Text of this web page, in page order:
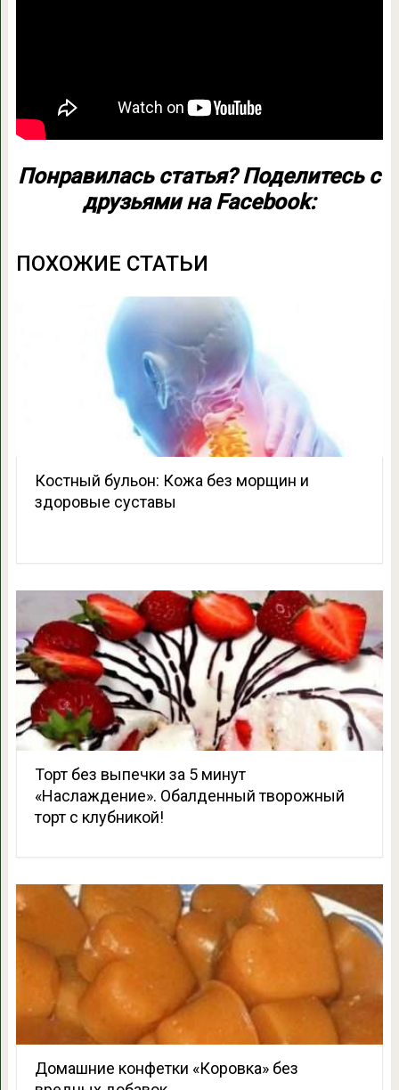
Понравилась статья? Поделитесь с
друзьями на Facebook:
ПОХОЖИЕ СТАТЬИ
Костный бульон: Кожа без морщин и
здоровые суставы
Торт без выпечки за 5 минут
«Наслаждение». Обалденный творожный
торт с клубникой!
Домашние конфетки «Коровка» без